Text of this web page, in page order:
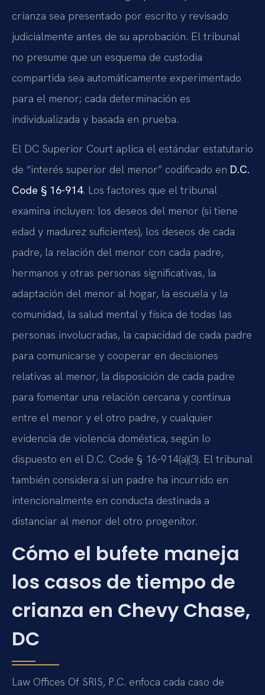
crianza sea presentado por escrito y revisado
judicialmente antes de su aprobación. El tribunal
no presume que un esquema de custodia
compartida sea automáticamente experimentado
para el menor; cada determinación es
individualizada y basada en prueba.
El DC Superior Court aplica el estándar estatutario
de “interés superior del menor” codificado en D.C.
Code § 16-914. Los factores que el tribunal
examina incluyen: los deseos del menor (si tiene
edad y madurez suficientes), los deseos de cada
padre, la relación del menor con cada padre,
hermanos y otras personas significativas, la
adaptación del menor al hogar, la escuela y la
comunidad, la salud mental y física de todas las
personas involucradas, la capacidad de cada padre
para comunicarse y cooperar en decisiones
relativas al menor, la disposición de cada padre
para fomentar una relación cercana y continua
entre el menor y el otro padre, y cualquier
evidencia de violencia doméstica, según lo
dispuesto en el D.C. Code § 16-914(a)(3). El tribunal
también considera si un padre ha incurrido en
intencionalmente en conducta destinada a
distanciar al menor del otro progenitor.
Cómo el bufete maneja
los casos de tiempo de
crianza en Chevy Chase,
DC
Law Offices Of SRIS, P.C. enfoca cada caso de